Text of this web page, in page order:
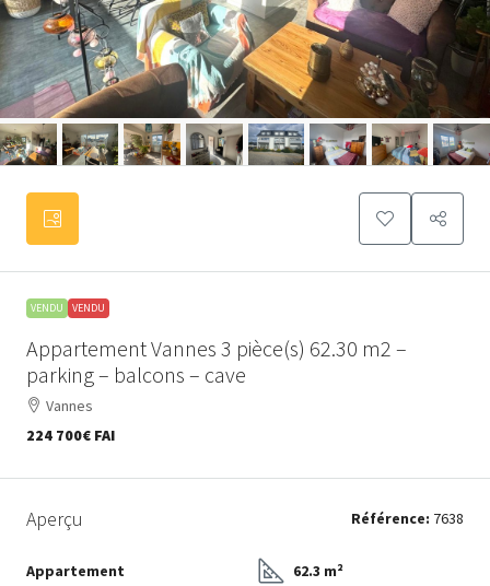
VENDU VENDU
Appartement Vannes 3 pièce(s) 62.30 m2 –
parking – balcons – cave
Vannes
224 700€ FAI
Aperçu Référence: 7638
Appartement
62.3 m²